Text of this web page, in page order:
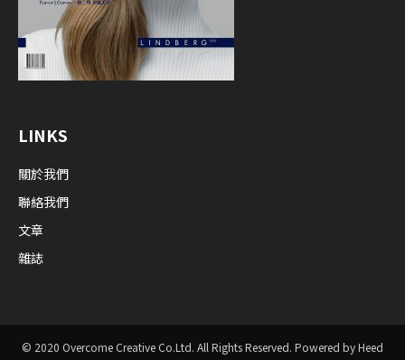
LINKS
關於我們
聯絡我們
文章
雜誌
© 2020 Overcome Creative Co.Ltd. All Rights Reserved. Powered by Heed